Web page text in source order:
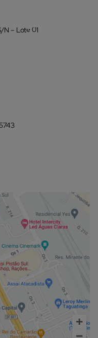
N – Lote 01